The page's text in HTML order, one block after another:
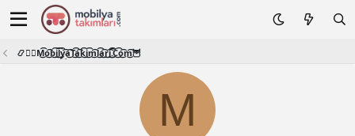
📿🧙‍♂️M͜͡o͜͡b͜͡i͜͡l͜͡y͜͡a͜͡T͜͡a͜͡k͜͡i͜͡m͜͡l͜͡a͜͡r͜͡i͜͡.͜͡C͜͡o͜͡m͜͡🦉
M